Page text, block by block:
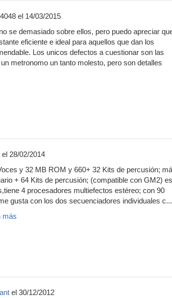
el 14/03/2015
se demasiado sobre ellos, pero puedo apreciar
eficiente e ideal para aquellos que dan los
Los unicos defectos a cuestionar son las
metronomo un tanto molesto, pero son detalles
el 28/02/2014
y 32 MB ROM y 660+ 32 Kits de percusión;
+ 64 Kits de percusión; (compatible con GM2) es
4 procesadores multiefectos estéreo; con 90
gusta con los dos secuenciadores individuales c...
más
el 30/12/2012